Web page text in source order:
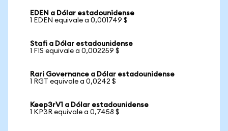
EDEN a Dólar estadounidense
1 EDEN equivale a 0,001749 $
Stafi a Dólar estadounidense
1 FIS equivale a 0,002259 $
Rari Governance a Dólar estadounidense
1 RGT equivale a 0,0242 $
Keep3rV1 a Dólar estadounidense
1 KP3R equivale a 0,7458 $